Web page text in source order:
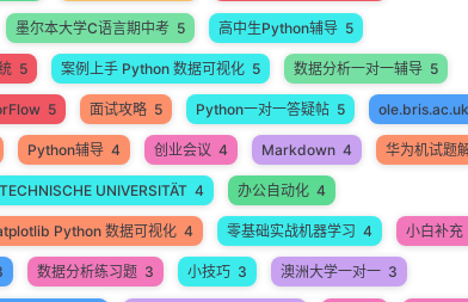
墨尔本大学C语言期中考 5 高中生Python辅导 5
5 案例上手 Python 数据可视化 5 数据分析一对一辅导 5
5 面试攻略 5 Python一对一答疑帖 5 ole.bris.ac.uk
Python辅导 4 创业会议 4 Markdown 4 华为机试题
TECHNISCHE UNIVERSITÄT 4 办公自动化 4
Python 数据可视化 4 零基础实战机器学习 4 小白补充
数据分析练习题 3 小技巧 3 澳洲大学一对一 3